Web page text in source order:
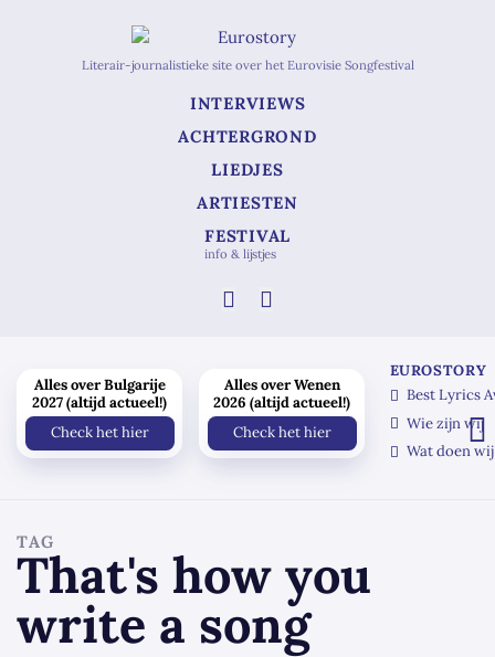
Literair-journalistieke site over het Eurovisie Songfestival
INTERVIEWS
ACHTERGROND
LIEDJES
ARTIESTEN
FESTIVAL
info & lijstjes
TAG
That's how you
write a song
Alles over Bulgarije
2027 (altijd actueel!)
Check het hier
Alles over Wenen
2026 (altijd actueel!)
Check het hier
EUROSTORY
Best Lyrics
Wie zijn wij
Wat doen wij